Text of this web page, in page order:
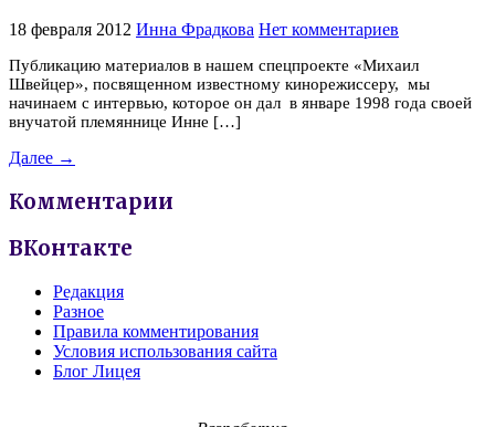
18 февраля 2012 Инна Фрадкова Нет комментариев
Публикацию материалов в нашем спецпроекте «Михаил
Швейцер», посвященном известному кинорежиссеру, мы
начинаем с интервью, которое он дал в январе 1998 года своей
внучатой племяннице Инне […]
Далее →
Комментарии
ВКонтакте
Редакция
Разное
Правила комментирования
Условия использования сайта
Блог Лицея